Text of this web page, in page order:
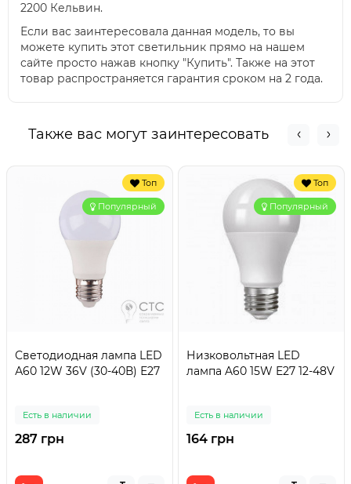
2200 Кельвин.
Если вас заинтересовала данная модель, то вы
можете купить этот светильник прямо на нашем
сайте просто нажав кнопку "Купить". Также на этот
товар распространяется гарантия сроком на 2 года.
Также вас могут заинтересовать
Топ
Популярный
Светодиодная лампа LED
А60 12W 36V (30-40В) Е27
Есть в наличии
287 грн
Топ
Популярный
Низковольтная LED
лампа A60 15W E27 12-48V
Есть в наличии
164 грн